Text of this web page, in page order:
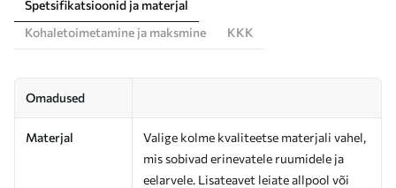
Spetsifikatsioonid ja materjal
Kohaletoimetamine ja maksmine
KKK
Omadused
Materjal
Valige kolme kvaliteetse materjali vahel,
mis sobivad erinevatele ruumidele ja
eelarvele. Lisateavet leiate allpool või